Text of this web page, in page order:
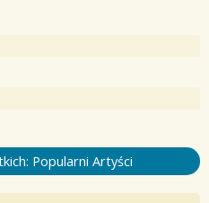
Popularni Artyści